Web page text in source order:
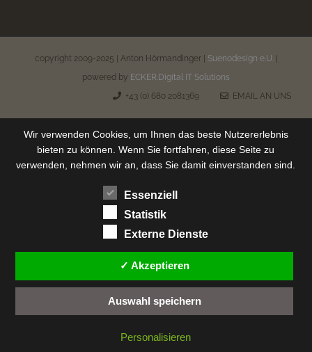
copyright 2009-2025 | Anton Hörmandinger | Suenodesign e.U.|
powered by ECKER.Digital IT Solutions
+43 (0) 680 2081369
EMAIL AN UNS
Wir verwenden Cookies, um Ihnen das beste Nutzererlebnis
bieten zu können. Wenn Sie fortfahren, diese Seite zu
verwenden, nehmen wir an, dass Sie damit einverstanden sind.
Essenziell
Statistik
Externe Dienste
✓ Akzeptieren
Auswahl speichern
Personalisieren